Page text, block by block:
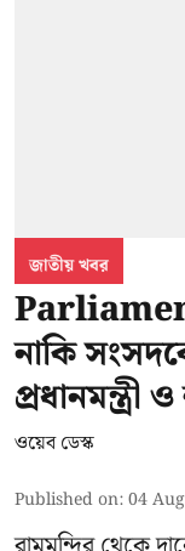
জাতীয় খবর
নাকি
প্রধানমন্ত্রী
ওয়েব ডেস্ক
Published on:04